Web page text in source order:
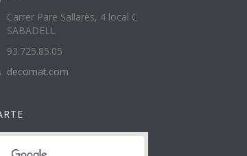
Carrer Pare Sallarès, 4 local C
SABADELL
93.725.85.05
decomat.com